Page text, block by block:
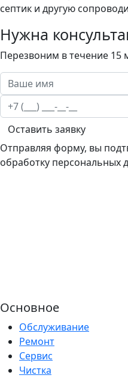
септик и другую
Нужна
Перезвоним в течение 15
Оставить заявку
Отправляя форму, вы
обработку персональных
Основное
Обслуживание
Ремонт
Сервис
Чистка